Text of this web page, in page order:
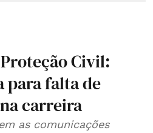
Civil:
para falta de
carreira
as comunicações